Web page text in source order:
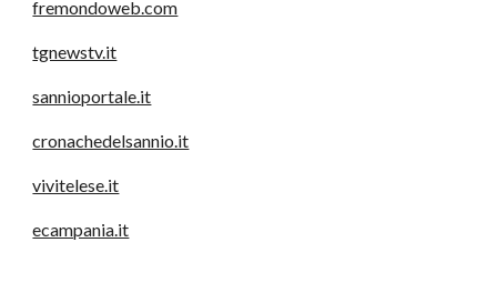
fremondoweb.com
tgnewstv.it
sannioportale.it
cronachedelsannio.it
vivitelese.it
ecampania.it